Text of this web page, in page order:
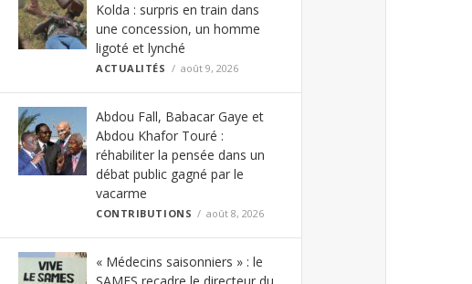
Kolda : surpris en train dans
une concession, un homme
ligoté et lynché
ACTUALITÉS août 9, 2026
Abdou Fall, Babacar Gaye et
Abdou Khafor Touré :
réhabiliter la pensée dans un
débat public gagné par le
vacarme
CONTRIBUTIONS août 8, 2026
« Médecins saisonniers » : le